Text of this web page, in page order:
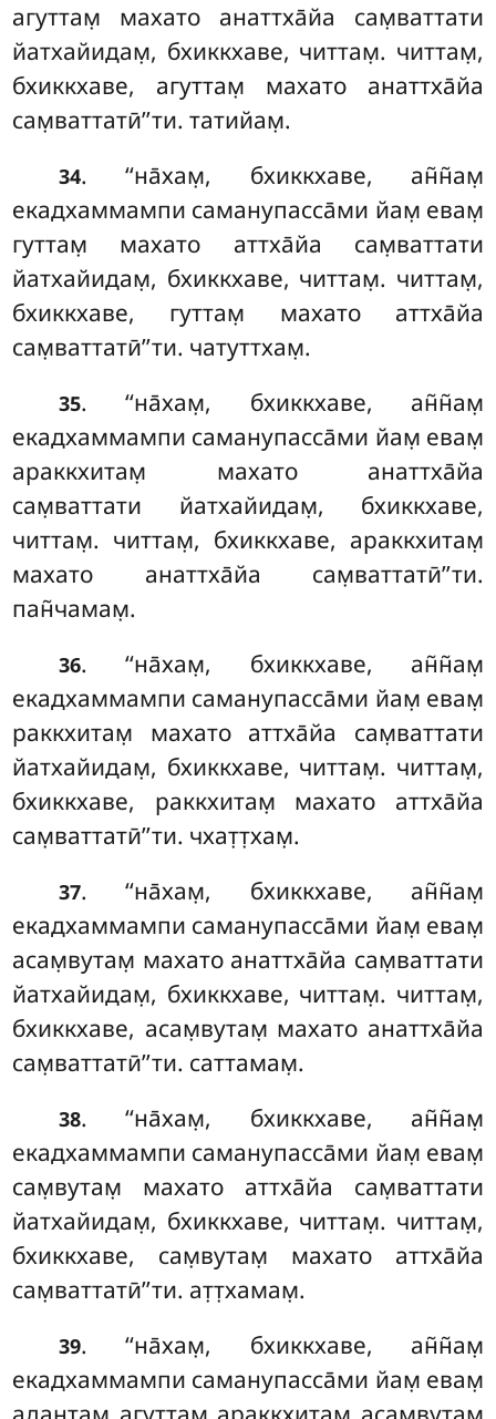
агуттам̣ махато анаттха̄йа сам̣ваттати
йатхайидам̣, бхиккхаве, читтам̣. читтам̣,
бхиккхаве, агуттам̣ махато анаттха̄йа
сам̣ваттатӣ’’ти. татийам̣.
34. ‘‘на̄хам̣, бхиккхаве, ан̃н̃ам̣
екадхаммампи саманупасса̄ми йам̣ евам̣
гуттам̣ махато аттха̄йа сам̣ваттати
йатхайидам̣, бхиккхаве, читтам̣. читтам̣,
бхиккхаве, гуттам̣ махато аттха̄йа
сам̣ваттатӣ’’ти. чатуттхам̣.
35. ‘‘на̄хам̣, бхиккхаве, ан̃н̃ам̣
екадхаммампи саманупасса̄ми йам̣ евам̣
араккхитам̣ махато анаттха̄йа
сам̣ваттати йатхайидам̣, бхиккхаве,
читтам̣. читтам̣, бхиккхаве, араккхитам̣
махато анаттха̄йа сам̣ваттатӣ’’ти.
пан̃чамам̣.
36. ‘‘на̄хам̣, бхиккхаве, ан̃н̃ам̣
екадхаммампи саманупасса̄ми йам̣ евам̣
раккхитам̣ махато аттха̄йа сам̣ваттати
йатхайидам̣, бхиккхаве, читтам̣. читтам̣,
бхиккхаве, раккхитам̣ махато аттха̄йа
сам̣ваттатӣ’’ти. чхат̣т̣хам̣.
37. ‘‘на̄хам̣, бхиккхаве, ан̃н̃ам̣
екадхаммампи саманупасса̄ми йам̣ евам̣
асам̣вутам̣ махато анаттха̄йа сам̣ваттати
йатхайидам̣, бхиккхаве, читтам̣. читтам̣,
бхиккхаве, асам̣вутам̣ махато анаттха̄йа
сам̣ваттатӣ’’ти. саттамам̣.
38. ‘‘на̄хам̣, бхиккхаве, ан̃н̃ам̣
екадхаммампи саманупасса̄ми йам̣ евам̣
сам̣вутам̣ махато аттха̄йа сам̣ваттати
йатхайидам̣, бхиккхаве, читтам̣. читтам̣,
бхиккхаве, сам̣вутам̣ махато аттха̄йа
сам̣ваттатӣ’’ти. ат̣т̣хамам̣.
39. ‘‘на̄хам̣, бхиккхаве, ан̃н̃ам̣
екадхаммампи саманупасса̄ми йам̣ евам̣